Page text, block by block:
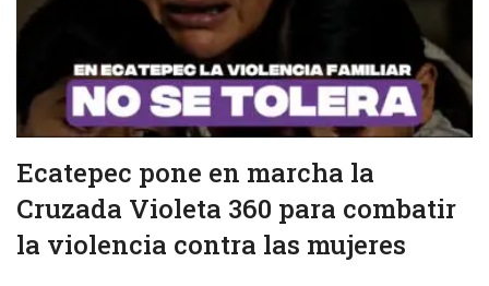
Ecatepec pone en marcha la
Cruzada Violeta 360 para combatir
la violencia contra las mujeres